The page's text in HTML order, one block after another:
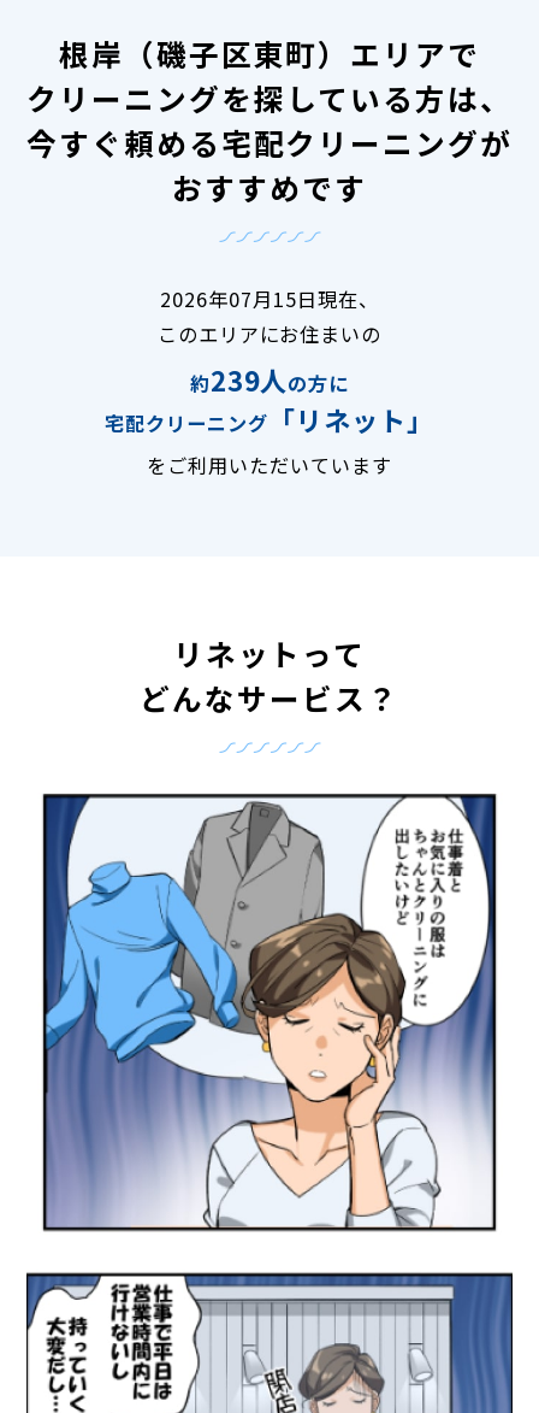
根岸（磯子区東町）エリアで
クリーニングを探している方は、
今すぐ頼める宅配クリーニングが
おすすめです
2026年07月15日現在、
このエリアにお住まいの
約239人の方に
宅配クリーニング
「リネット」
をご利用いただいています
リネットって
どんなサービス？